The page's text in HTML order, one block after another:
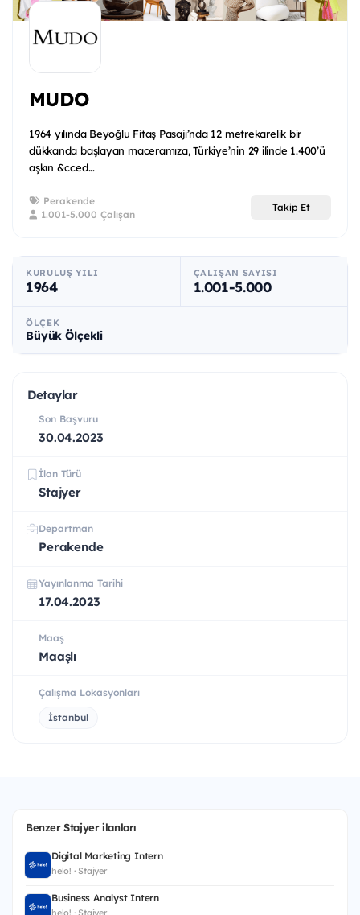
MUDO
1964 yılında Beyoğlu Fitaş Pasajı’nda 12 metrekarelik bir
dükkanda başlayan maceramıza, Türkiye’nin 29 ilinde 1.400’ü
aşkın &cced...
Perakende
1.001-5.000 Çalışan
Takip Et
KURULUŞ YILI
1964
ÇALIŞAN SAYISI
1.001-5.000
ÖLÇEK
Büyük Ölçekli
Detaylar
Son Başvuru
30.04.2023
İlan Türü
Stajyer
Departman
Perakende
Yayınlanma Tarihi
17.04.2023
Maaş
Maaşlı
Çalışma Lokasyonları
İstanbul
Benzer Stajyer ilanları
Digital Marketing Intern
helo! · Stajyer
Business Analyst Intern